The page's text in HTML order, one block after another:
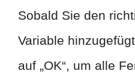
Sobald Sie den
Variable
auf „OK“, um alle